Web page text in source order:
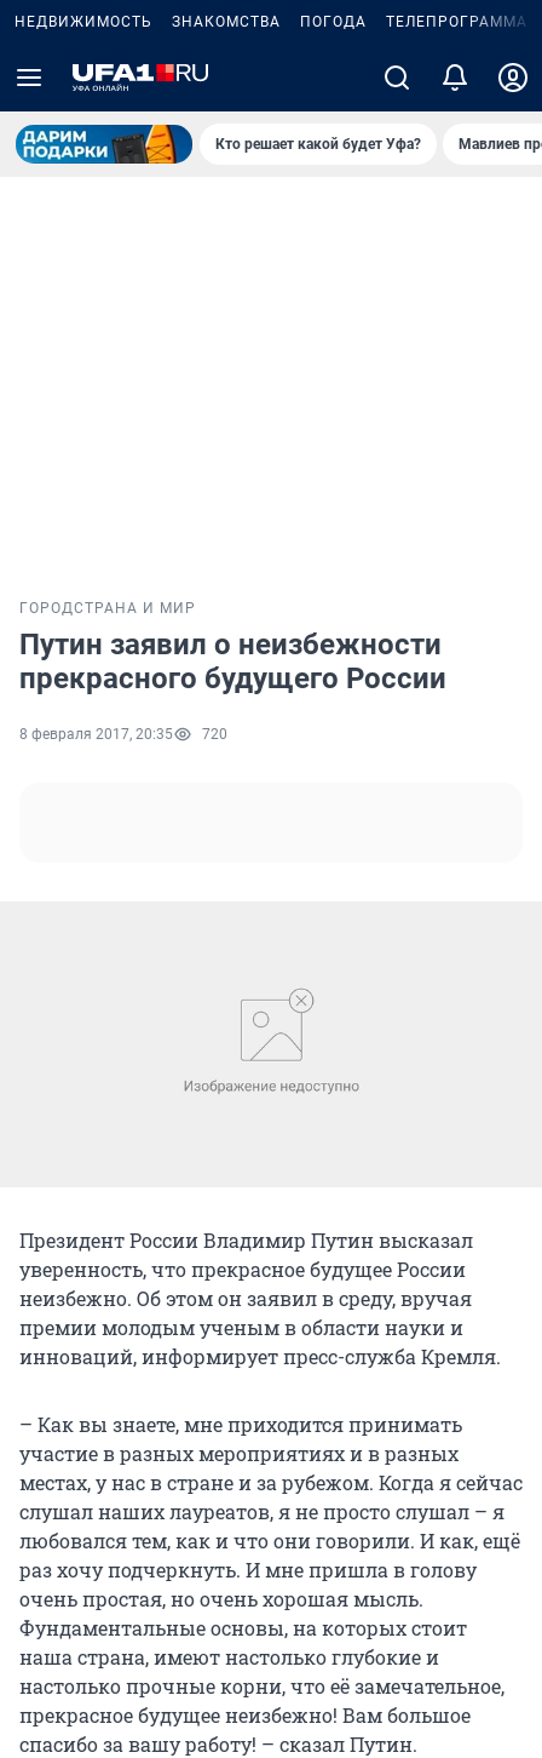
НЕДВИЖИМОСТЬ ЗНАКОМСТВА ПОГОДА ТЕЛЕПРОГРАММА
Кто решает какой будет Уфа? Мавлиев
ГОРОДСТРАНА И МИР
Путин заявил о неизбежности
прекрасного будущего России
8 февраля 2017, 20:35 720
Президент России Владимир Путин высказал
уверенность, что прекрасное будущее России
неизбежно. Об этом он заявил в среду, вручая
премии молодым ученым в области науки и
инноваций, информирует пресс-служба Кремля.
– Как вы знаете, мне приходится принимать
участие в разных мероприятиях и в разных
местах, у нас в стране и за рубежом. Когда я сейчас
слушал наших лауреатов, я не просто слушал – я
любовался тем, как и что они говорили. И как, ещё
раз хочу подчеркнуть. И мне пришла в голову
очень простая, но очень хорошая мысль.
Фундаментальные основы, на которых стоит
наша страна, имеют настолько глубокие и
настолько прочные корни, что её замечательное,
прекрасное будущее неизбежно! Вам большое
спасибо за вашу работу! – сказал Путин.